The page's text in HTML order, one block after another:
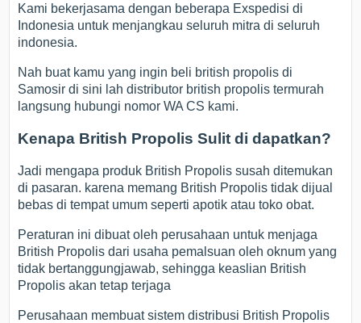
Kami bekerjasama dengan beberapa Exspedisi di
Indonesia untuk menjangkau seluruh mitra di seluruh
indonesia.
Nah buat kamu yang ingin beli british propolis di
Samosir di sini lah distributor british propolis termurah
langsung hubungi nomor WA CS kami.
Kenapa British Propolis Sulit di dapatkan?
Jadi mengapa produk British Propolis susah ditemukan
di pasaran. karena memang British Propolis tidak dijual
bebas di tempat umum seperti apotik atau toko obat.
Peraturan ini dibuat oleh perusahaan untuk menjaga
British Propolis dari usaha pemalsuan oleh oknum yang
tidak bertanggungjawab, sehingga keaslian British
Propolis akan tetap terjaga
Perusahaan membuat sistem distribusi British Propolis